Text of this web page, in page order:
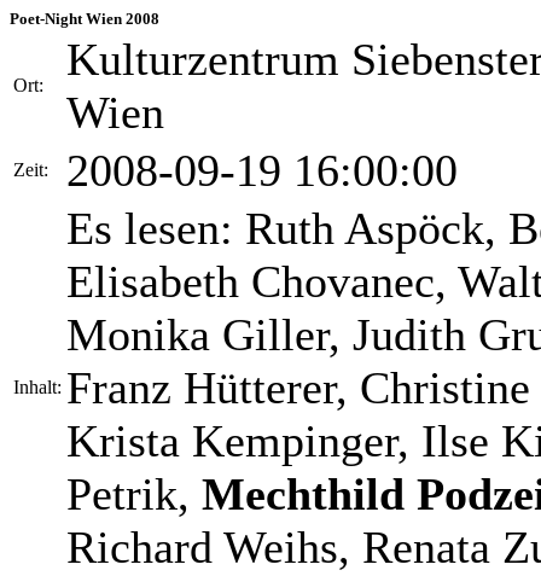
Poet-Night Wien 2008
Ort:
Kulturzentrum
Wien
Zeit: 2008-09-19 16:00:00
Inhalt:
Es lesen: Ruth Aspöck,
Elisabeth Chovanec,
Monika Giller, Judith
Franz Hütterer,
Krista Kempinger, Ilse
Petrik, Mechthild
Richard Weihs, Renata